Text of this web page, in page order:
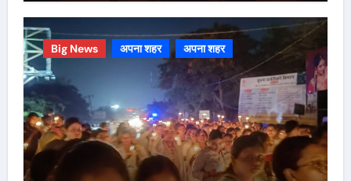
Big News अपना शहर अपना शहर